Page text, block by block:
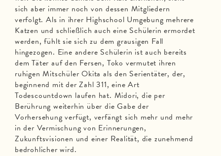
sich aber immer noch von dessen Mitgliedern
verfolgt. Als in ihrer Highschool Umgebung mehrere
Katzen und schließlich auch eine Schülerin ermordet
werden, fühlt sie sich zu dem grausigen Fall
hingezogen. Eine andere Schülerin ist auch bereits
dem Täter auf den Fersen, Toko vermutet ihren
ruhigen Mitschüler Okita als den Serientäter, der,
beginnend mit der Zahl 311, eine Art
Todescountdown laufen hat. Midori, die per
Berührung weiterhin über die Gabe der
Vorhersehung verfügt, verfängt sich mehr und mehr
in der Vermischung von Erinnerungen,
Zukunftsvisionen und einer Realität, die zunehmend
bedrohlicher wird.